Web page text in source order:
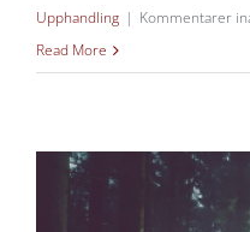
Upphandling | Kommentarer
Read More